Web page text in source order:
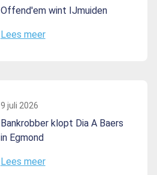
Offend'em wint IJmuiden
Lees meer
9 juli 2026
Bankrobber klopt Dia A Baers
in Egmond
Lees meer